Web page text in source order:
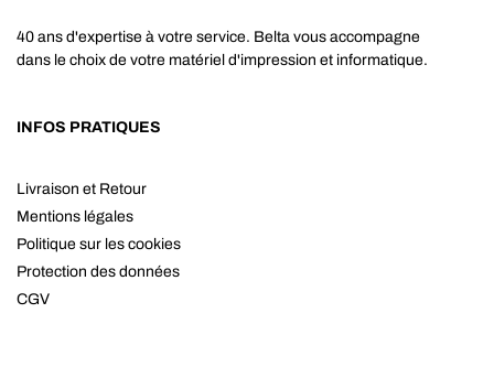
40 ans d'expertise à votre service. Belta vous accompagne
dans le choix de votre matériel d'impression et informatique.
INFOS PRATIQUES
Livraison et Retour
Mentions légales
Politique sur les cookies
Protection des données
CGV